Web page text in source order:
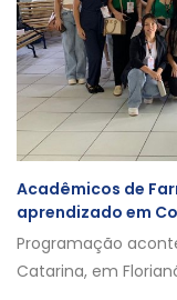
Acadêmicos de
aprendizado em
Programação
Catarina, em